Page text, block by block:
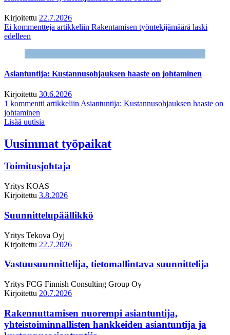
Kirjoitettu 22.7.2026
Ei kommentteja artikkeliin Rakentamisen työntekijämäärä laski
edelleen
Asiantuntija: Kustannusohjauksen haaste on johtaminen
Kirjoitettu 30.6.2026
1 kommentti artikkeliin Asiantuntija: Kustannusohjauksen haaste on
johtaminen
Lisää uutisia
Uusimmat työpaikat
Toimitusjohtaja
Yritys KOAS
Kirjoitettu 3.8.2026
Suunnittelupäällikkö
Yritys Tekova Oyj
Kirjoitettu 22.7.2026
Vastuusuunnittelija, tietomallintava suunnittelija
Yritys FCG Finnish Consulting Group Oy
Kirjoitettu 20.7.2026
Rakennuttamisen nuorempi asiantuntija,
yhteistoiminnallisten hankkeiden asiantuntija ja